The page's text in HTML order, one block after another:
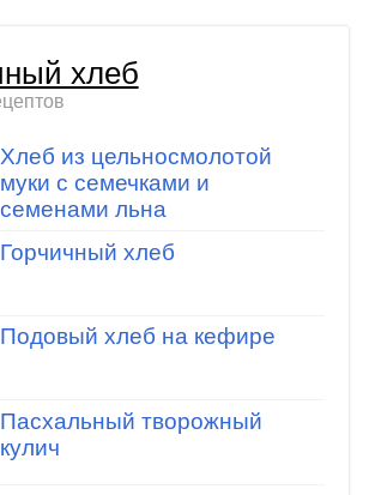
хлеб
Хлеб из цельносмолотой
муки с семечками и
семенами льна
Горчичный хлеб
Подовый хлеб на кефире
Пасхальный творожный
кулич